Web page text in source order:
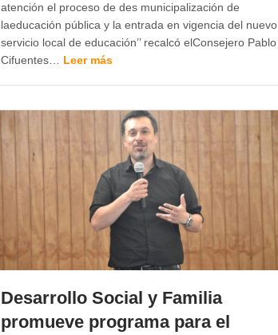
atención el proceso de des municipalización de
laeducación pública y la entrada en vigencia del nuevo
servicio local de educación’’ recalcó elConsejero Pablo
Cifuentes… Leer más
Desarrollo Social y Familia
promueve programa para el